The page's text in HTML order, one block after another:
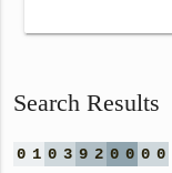
Search Results
0 1 0 3 9 2 0 0 0 0